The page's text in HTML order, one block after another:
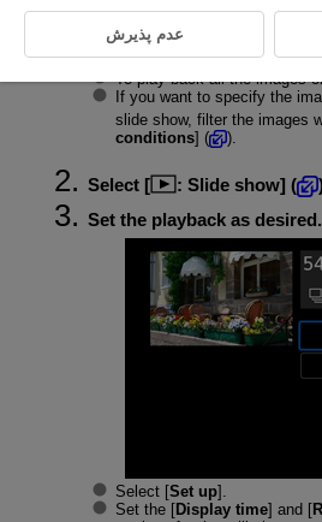
Specify the images to be
To play back all the images
If you want to specify the
slide show, filter the images
conditions] ( ).
Select [ : Slide show] (
Set the playback as desired.
Select [Set up].
Set the [Display time] and [
عدم پذیرش